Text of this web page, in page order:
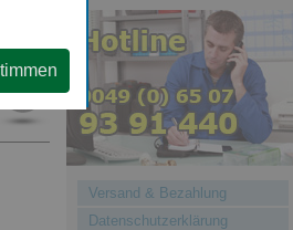
Versand & Bezahlung
Datenschutzerklärung